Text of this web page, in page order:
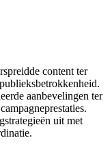
content ter
aanbevelingen ter
uit met